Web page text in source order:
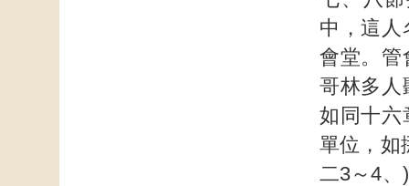
中，這人
會堂。管
哥林多人
如同十六
單位，如
二3～4、